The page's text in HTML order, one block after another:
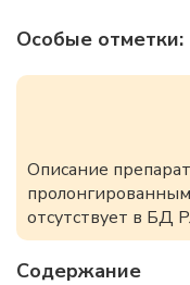
Особые отметки:
Описание
отсутствует в БД
Содержание